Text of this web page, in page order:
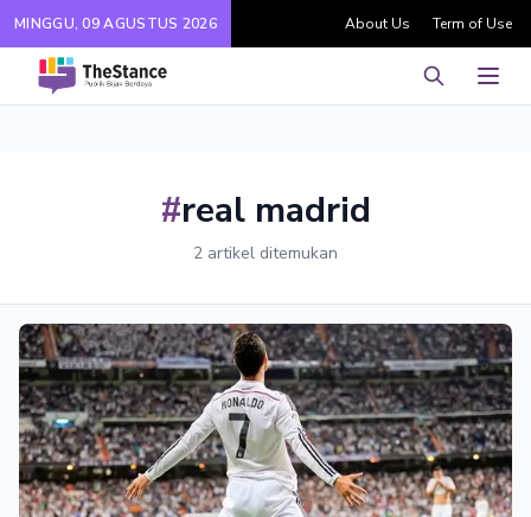
MINGGU, 09 AGUSTUS 2026 About Us Term of Use
Pencarian
#real madrid
2 artikel ditemukan